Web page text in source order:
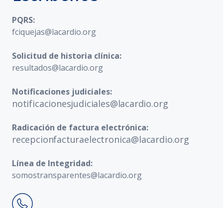
PQRS:
fciquejas@lacardio.org
Solicitud de historia clínica:
resultados@lacardio.org
Notificaciones judiciales:
notificacionesjudiciales@lacardio.org
Radicación de factura electrónica:
recepcionfacturaelectronica@lacardio.org
Línea de Integridad:
somostransparentes@lacardio.org